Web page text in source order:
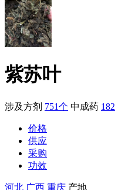
紫苏叶
涉及方剂 751个 中成药
价格
供应
采购
功效
河北 广西 重庆 产地